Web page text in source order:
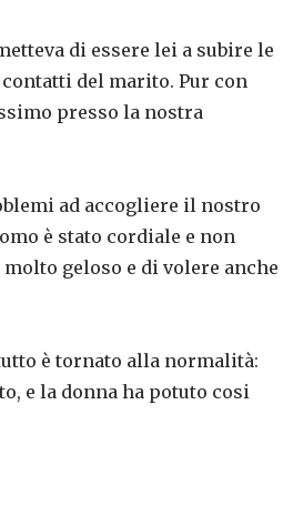
di essere lei a subire le
del marito. Pur con
presso la nostra
ad accogliere il nostro
è stato cordiale e non
geloso e di volere anche
è tornato alla normalità:
e la donna ha potuto cosi